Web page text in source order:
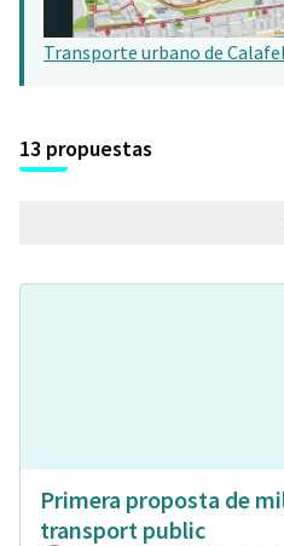
Transporte urbano de
13 propuestas
Primera proposta de
transport public